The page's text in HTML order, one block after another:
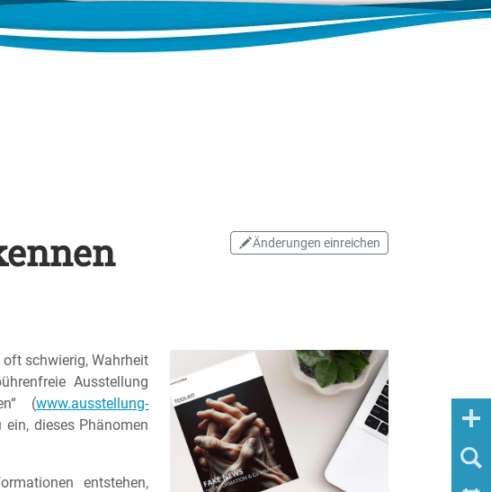
Änderungen einreichen
schwierig, Wahrheit
Ausstellung
(www.ausstellung-
ein, dieses Phänomen
entstehen,